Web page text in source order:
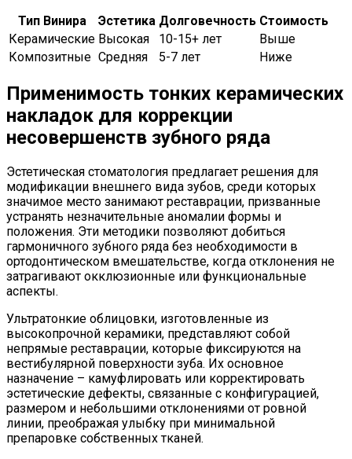
Тип Винира
Эстетика Долговечность Стоимость
Керамические Высокая 10-15+ лет
Выше
Композитные Средняя 5-7 лет Ниже
Применимость тонких керамических
накладок для коррекции
несовершенств зубного ряда
Эстетическая стоматология предлагает решения для
модификации внешнего вида зубов, среди которых
значимое место занимают реставрации, призванные
устранять незначительные аномалии формы и
положения. Эти методики позволяют добиться
гармоничного зубного ряда без необходимости в
ортодонтическом вмешательстве, когда отклонения не
затрагивают окклюзионные или функциональные
аспекты.
Ультратонкие облицовки, изготовленные из
высокопрочной керамики, представляют собой
непрямые реставрации, которые фиксируются на
вестибулярной поверхности зуба. Их основное
назначение – камуфлировать или корректировать
эстетические дефекты, связанные с конфигурацией,
размером и небольшими отклонениями от ровной
линии, преображая улыбку при минимальной
препаровке собственных тканей.